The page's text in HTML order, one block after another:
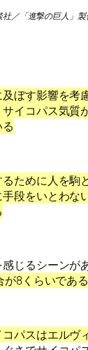
／「進撃の巨人」
ぼす影響を考
イコパス気質
ために人を駒
段をいとわな
じるシーンが
8くらいであ
パスはエルヴ